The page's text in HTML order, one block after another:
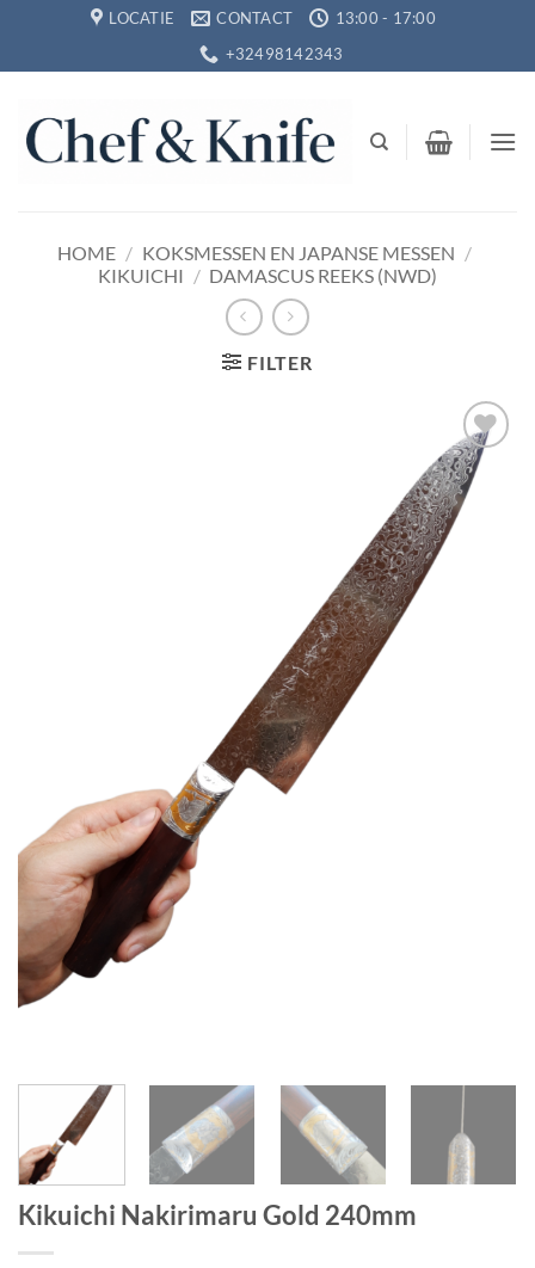
inhoud
LOCATIE CONTACT
13:00 - 17:00
+32498142343
HOME / KOKSMESSEN EN JAPANSE MESSEN /
KIKUICHI / DAMASCUS REEKS (NWD)
FILTER
Toevoegen
aan
verlanglijst
Kikuichi Nakirimaru Gold 240mm